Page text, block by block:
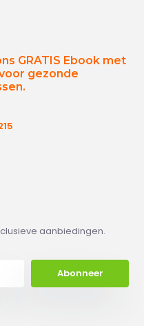
GRATIS Ebook met
gezonde
aanbiedingen.
Abonneer